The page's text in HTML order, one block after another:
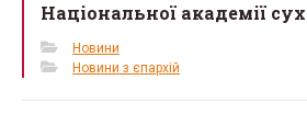
Національної академії
Новини
Новини з єпархій